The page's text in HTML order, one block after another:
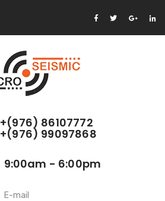
+(976) 86107772
+(976) 99097868
9:00am - 6:00pm
E-mail